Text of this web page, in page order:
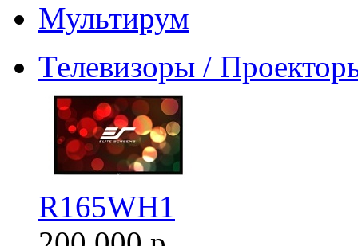
Мультирум
Телевизоры /
R165WH1